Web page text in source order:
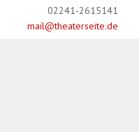
02241-2615141
mail@theaterseite.de